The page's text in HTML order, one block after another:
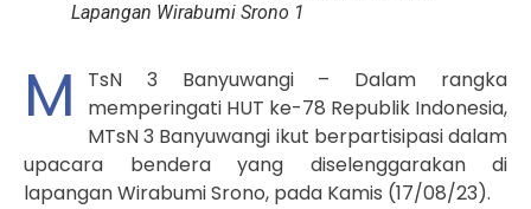
Lapangan Wirabumi Srono 1
M
TsN 3 Banyuwangi – Dalam rangka
memperingati HUT ke-78 Republik Indonesia,
MTsN 3 Banyuwangi ikut berpartisipasi dalam
upacara bendera yang diselenggarakan di
lapangan Wirabumi Srono, pada Kamis (17/08/23).